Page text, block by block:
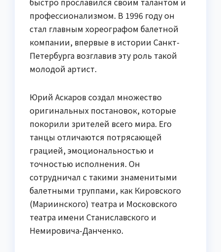
профессионализмом. В 1996 году он
стал главным хореографом балетной
компании, впервые в истории Санкт-
Петербурга возглавив эту роль такой
молодой артист.
Юрий Аскаров создал множество
оригинальных постановок, которые
покорили зрителей всего мира. Его
танцы отличаются потрясающей
грацией, эмоциональностью и
точностью исполнения. Он
сотрудничал с такими знаменитыми
балетными труппами, как Кировского
(Мариинского) театра и Московского
театра имени Станиславского и
Немировича-Данченко.